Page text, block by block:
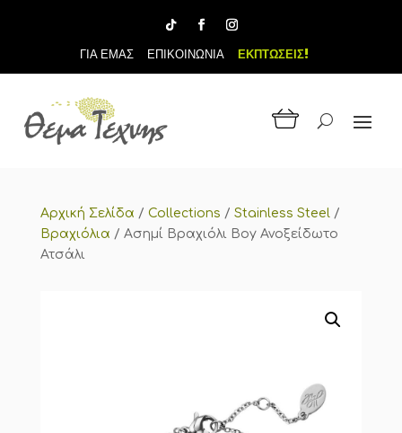
ΓΙΑ ΕΜΑΣ ΕΠΙΚΟΙΝΩΝΙΑ ΕΚΠΤΩΣΕΙΣ!
Αρχική Σελίδα / Collections / Stainless Steel /
Βραχιόλια / Ασημί Βραχιόλι Boy Ανοξείδωτο
Ατσάλι